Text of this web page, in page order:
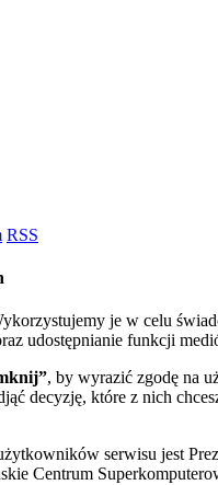
RSS
je w celu
udostępnianie funkcji
, by wyrazić zgodę na
decyzję, które z nich
serwisu jest
Centrum